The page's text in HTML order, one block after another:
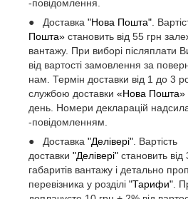
-повідомлення.
● Доставка "Нова Пошта" .
Пошта» становить від 55 грн
вантажу. При виборі післяплати
від вартості замовлення за
нам. Термін доставки від 1 до 3
службою доставки «Нова Пошта»
день. Номери декларацій
-повідомленням.
● Доставка "Делівері" . Вартість
доставки "Делівері" становить від
габаритів вантажу і детально
перевізника у розділі "Тарифи" .